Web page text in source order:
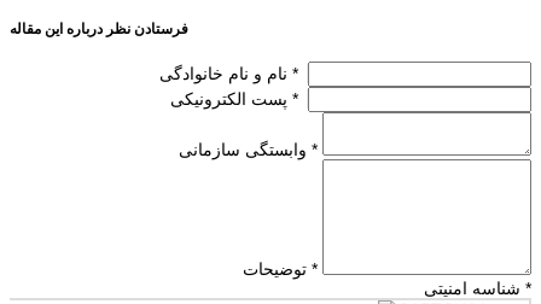
فرستادن نظر درباره این مقاله
نام و نام خانوادگی *
پست الکترونیکی *
وابستگی سازمانی *
توضیحات *
شناسه امنیتی *